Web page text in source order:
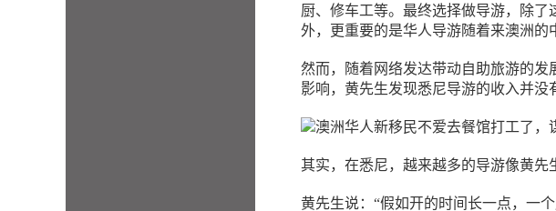
厨、修车工等。最终选择做导游，除
外，更重要的是华人导游随着来澳洲的
然而，随着网络发达带动自助旅游的发
影响，黄先生发现悉尼导游的收入并没
其实，在悉尼，越来越多的导游像黄先
黄先生说：“假如开的时间长一点，一